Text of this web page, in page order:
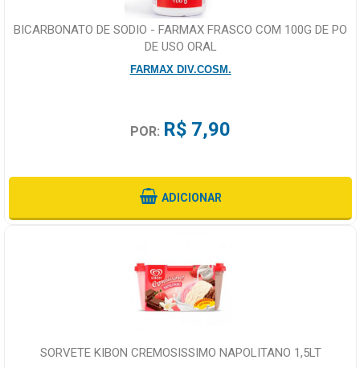
BICARBONATO DE SODIO - FARMAX FRASCO COM 100G DE PO
DE USO ORAL
FARMAX DIV.COSM.
POR: R$ 7,90
ADICIONAR
SORVETE KIBON CREMOSISSIMO NAPOLITANO 1,5LT